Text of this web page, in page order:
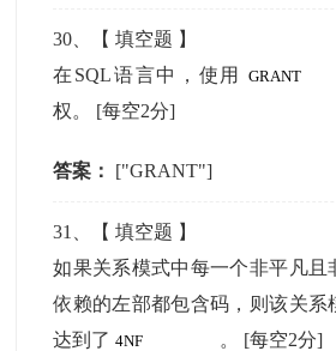
30 、【填空题 】
在SQL语言中，使用
权。 [每空2分]
答案： ["GRANT"]
31 、【填空题 】
如果关系模式中每一个非平凡且
依赖的左部都包含码，则该关系
达到了
。 [每空2分]